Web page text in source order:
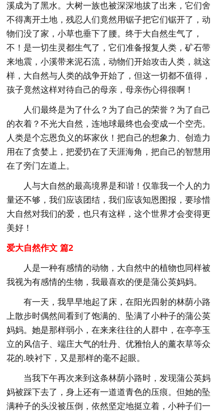
溪成为了黑水。大树一族也被深深地拔了出来，它们舍
不得离开土地，残忍人们竟然用锯子把它们锯开了，动
物们没了家，小草也垂下了腰。终于大自然生气了，
不！是一切生灵都生气了，它们准备报复人类，矿石带
来地震，小溪带来泥石流，动物们开始攻击人类，就这
样，大自然与人类的战争开始了，但这一切都不值得，
孩子竟然这样对待自己的母亲，母亲伤心得很啊！
人们最终是为了什么？为了自己的荣誉？为了自己
的衣着？不光大自然，连地球最终也会变成一个空壳。
人类是个忘恩负义的坏家伙！把自己的想象力、创造力
用在了贪婪上，把爱扔在了天涯海角，把自己的智慧用
在了旁门左道上。
人与大自然的最高境界是和谐！仅靠我一个人的力
量还不够，我们应该团结，我们应该知恩图报，要珍惜
大自然对我们的爱，也只有这样，这个世界才会变得更
美好！
爱大自然作文 篇2
人是一种有感情的动物，大自然中的植物也同样被
我视为有感情的生物，我最喜欢的便是蒲公英妈妈。
有一天，我早早地起了床，在阳光四射的林荫小路
上散步时偶然间看到了饱满的、坠满了小种子的蒲公英
妈妈。她是那样弱小，在来来往往的人群中，在亭亭玉
立的风信子、端庄大气的牡丹、优雅怡人的薰衣草等众
花的.映衬下，又是那样的毫不起眼。
当我下午再次来到这条林荫小路时，发现蒲公英妈
妈被踩下去了，身上还有一道道青色的压痕。但她的坠
满种子的头没被压倒，依然坚定地挺立着，小种子们一